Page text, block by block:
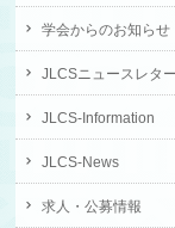
学会からのお知らせ
JLCSニュースレター
JLCS-Information
JLCS-News
求人・公募情報